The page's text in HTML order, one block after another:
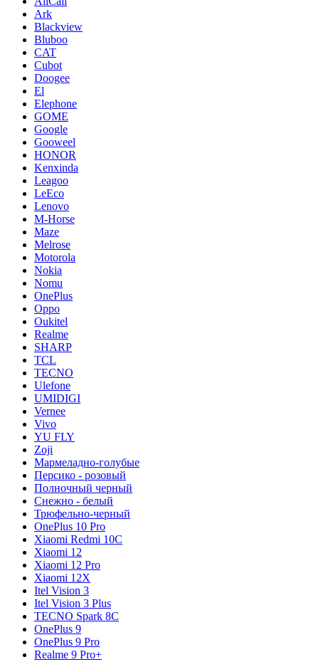
Ark
Blackview
Bluboo
CAT
Cubot
Doogee
El
Elephone
GOME
Google
Gooweel
HONOR
Kenxinda
Leagoo
LeEco
Lenovo
M-Horse
Maze
Melrose
Motorola
Nokia
Nomu
OnePlus
Oppo
Oukitel
Realme
SHARP
TCL
TECNO
Ulefone
UMIDIGI
Vernee
Vivo
YU FLY
Zoji
Мармеладно-голубые
Персико - розовый
Полночный черный
Снежно - белый
Трюфельно-черный
OnePlus 10 Pro
Xiaomi Redmi 10C
Xiaomi 12
Xiaomi 12 Pro
Xiaomi 12X
Itel Vision 3
Itel Vision 3 Plus
TECNO Spark 8C
OnePlus 9
OnePlus 9 Pro
Realme 9 Pro+